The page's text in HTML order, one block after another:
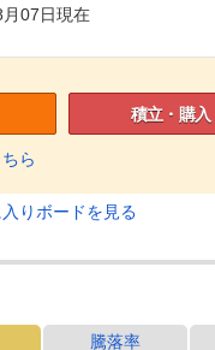
07日現在
ら
積立・購入
入りボードを見る
騰落率